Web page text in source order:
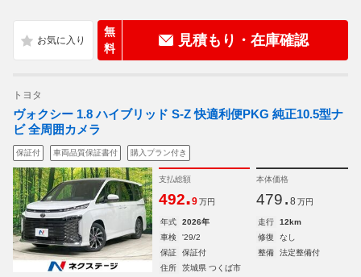
無
料
見積もり・在庫確認
トヨタ
ヴォクシー 1.8 ハイブリッド S-Z 快適利便PKG 純正10.5型ナ
ビ 全周囲カメラ
保証付 車両品質保証書付 購入プラン付き
支払総額
492.9 万円
本体価格
479. 8 万円
年式 2026年 走行
12km
車検
'29/2 修復
なし
保証
保証付 整備
法定整備付
住所
茨城県 つくば市